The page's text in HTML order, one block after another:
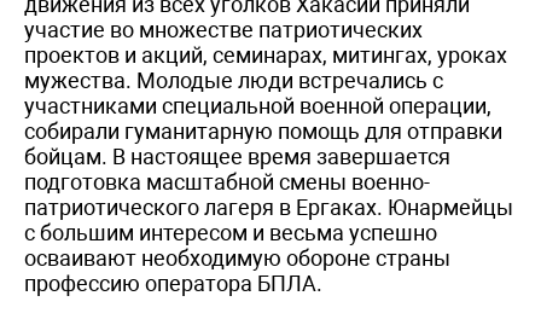
участие во множестве патриотических
проектов и акций, семинарах, митингах, уроках
мужества. Молодые люди встречались с
участниками специальной военной операции,
собирали гуманитарную помощь для отправки
бойцам. В настоящее время завершается
подготовка масштабной смены военно-
патриотического лагеря в Ергаках. Юнармейцы
с большим интересом и весьма успешно
осваивают необходимую обороне страны
профессию оператора БПЛА.